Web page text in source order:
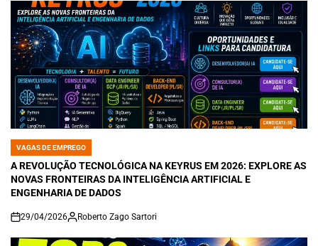
POSTED
IN
VAGAS DE EMPREGO
A REVOLUÇÃO TECNOLÓGICA NA KEYRUS EM 2026: EXPLORE AS
NOVAS FRONTEIRAS DA INTELIGÊNCIA ARTIFICIAL E
ENGENHARIA DE DADOS
on
29/04/2026 Roberto Zago Sartori